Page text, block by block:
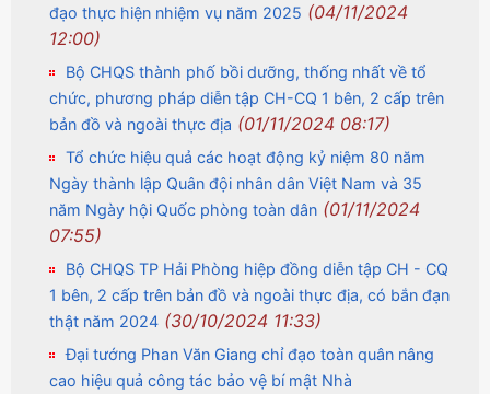
đạo thực hiện nhiệm vụ năm 2025 (04/11/2024
12:00)
Bộ CHQS thành phố bồi dưỡng, thống nhất về tổ
chức, phương pháp diễn tập CH-CQ 1 bên, 2 cấp trên
bản đồ và ngoài thực địa (01/11/2024 08:17)
Tổ chức hiệu quả các hoạt động kỷ niệm 80 năm
Ngày thành lập Quân đội nhân dân Việt Nam và 35
năm Ngày hội Quốc phòng toàn dân (01/11/2024
07:55)
Bộ CHQS TP Hải Phòng hiệp đồng diễn tập CH - CQ
1 bên, 2 cấp trên bản đồ và ngoài thực địa, có bắn đạn
thật năm 2024 (30/10/2024 11:33)
Đại tướng Phan Văn Giang chỉ đạo toàn quân nâng
cao hiệu quả công tác bảo vệ bí mật Nhà